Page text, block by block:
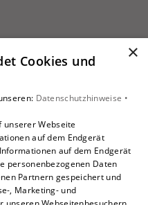
×
Cookies und
Datenschutzhinweise •
unserer Webseite
auf dem Endgerät
auf dem Endgerät
personenbezogenen Daten
Partnern gespeichert und
, Marketing- und